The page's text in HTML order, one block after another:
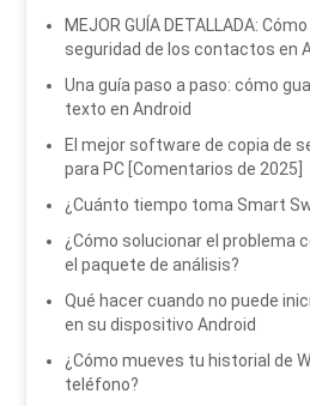
MEJOR GUÍA DETALLADA:
seguridad de los contactos en
Una guía paso a paso: cómo
texto en Android
El mejor software de copia de
para PC [Comentarios de 2025]
¿Cuánto tiempo toma Smart
¿Cómo solucionar el problema
el paquete de análisis?
Qué hacer cuando no puede
en su dispositivo Android
¿Cómo mueves tu historial de
teléfono?